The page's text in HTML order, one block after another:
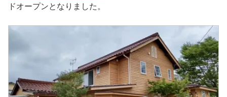
ドオープンとなりました。